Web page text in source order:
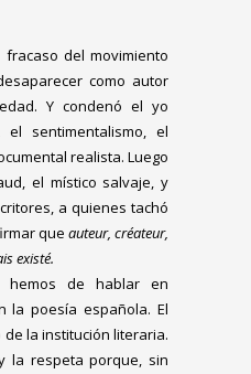
del movimiento
como autor
Y condenó el yo
sentimentalismo, el
realista. Luego
el místico salvaje, y
a quienes tachó
que auteur, créateur,
existé.
hemos de hablar en
la poesía española. El
la institución literaria.
la respeta porque, sin